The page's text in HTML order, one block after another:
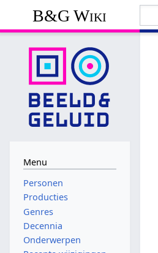
B&G Wiki
Menu
Personen
Producties
Genres
Decennia
Onderwerpen